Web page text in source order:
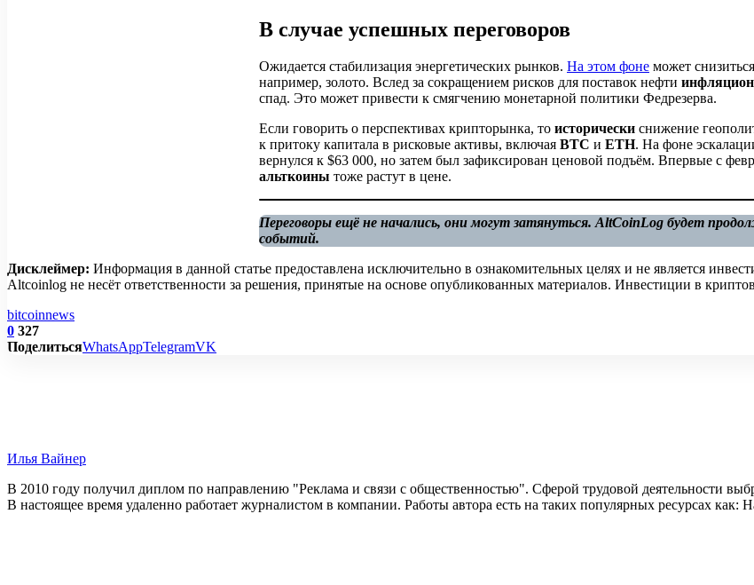
В случае успешных переговоров
Ожидается стабилизация энергетических рынков. На этом фоне может
например, золото. Вслед за сокращением рисков для поставок нефти
спад. Это может привести к смягчению монетарной политики Федрезерва.
Если говорить о перспективах крипторынка, то исторически снижение
к притоку капитала в рисковые активы, включая BTC и ETH. На фоне
вернулся к $63 000, но затем был зафиксирован ценовой подъём. Впервые с
альткоины тоже растут в цене.
Переговоры ещё не начались, они могут затянуться. AltCoinLog будет
событий.
Дисклеймер: Информация в данной статье предоставлена исключительно в ознакомительных целях и не является
Altcoinlog не несёт ответственности за решения, принятые на основе опубликованных материалов. Инвестиции в
bitcoinnews
0 327
ПоделитьсяWhatsAppTelegramVK
Илья Вайнер
В 2010 году получил диплом по направлению "Реклама и связи с общественностью". Сферой трудовой деятельности
В настоящее время удаленно работает журналистом в компании. Работы автора есть на таких популярных ресурсах